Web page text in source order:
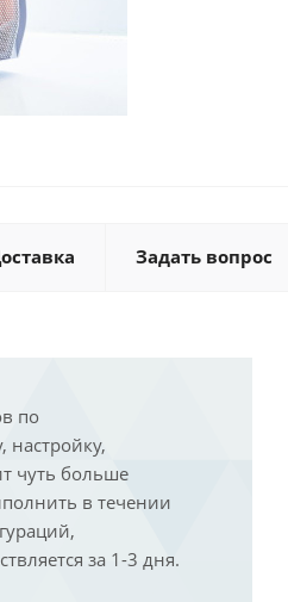
Задать вопрос
по
настройку,
чуть больше
в течении
за 1-3 дня.